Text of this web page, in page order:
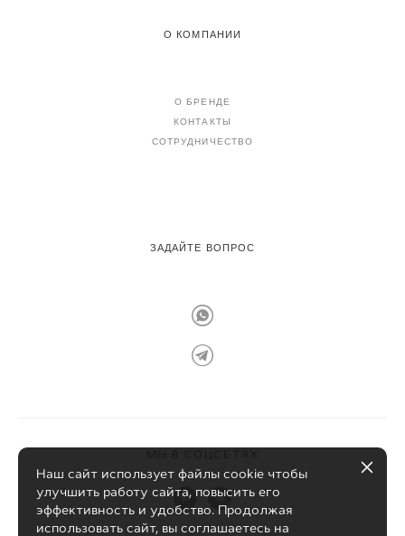
О КОМПАНИИ
О БРЕНДЕ
КОНТАКТЫ
СОТРУДНИЧЕСТВО
ЗАДАЙТЕ ВОПРОС
Наш сайт использует файлы cookie чтобы
улучшить работу сайта, повысить его
эффективность и удобство. Продолжая
использовать сайт, вы соглашаетесь на